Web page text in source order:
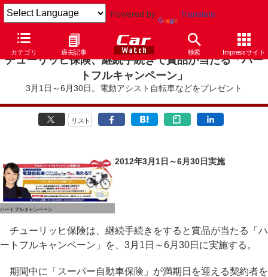
Powered by Translate
カテゴリ 過去記事 検索 Impressサイト
チューリッヒ保険、継続手続きで賞品が当たる「ハー
トフルキャンペーン」
3月1日～6月30日。電動アシスト自転車などをプレゼント
リスト
ハートフルキャンペーン
2012年3月1日～6月30日実施
チューリッヒ保険は、継続手続きをすると賞品が当たる「ハ
ートフルキャンペーン」を、3月1日～6月30日に実施する。
期間中に「スーパー自動車保険」が満期日を迎える契約者を